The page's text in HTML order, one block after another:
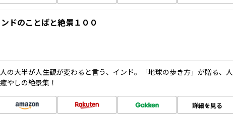
ドのことばと絶景１００
の大半が人生観が変わると言う、インド。「地球の歩き方」が贈る、人
やしの絶景集！
詳細を見る